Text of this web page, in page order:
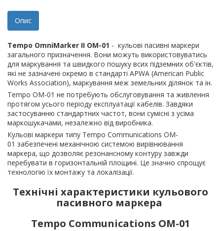
Опис
Tempo OmniMarker II OM-01 - кульові пасивні маркери
загального призначення. Вони можуть використовуватись
для маркування та швидкого пошуку всих підземних об'єктів,
які не зазначені окремо в стандарті APWA (American Public
Works Association), маркування меж земельних ділянок та ін.
Tempo OM-01 не потребують обслуговування та живлення
протягом усього періоду експлуатації кабелів. Завдяки
застосуванню стандартних частот, вони сумісні з усіма
маркошукачами, незалежно від виробника.
Кульові маркери типу Tempo Communications OM-
01 забезпечені механічною системою вирівнювання
маркера, що дозволяє резонансному контуру завжди
перебувати в горизонтальній площині. Це значно спрощує
технологію їх монтажу та локалізації.
Технічні характеристики кульового
пасивного маркера
Tempo Communications OM-01